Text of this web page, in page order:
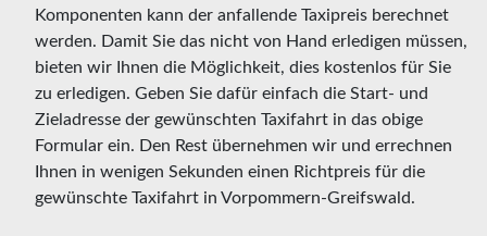
Komponenten kann der anfallende Taxipreis berechnet
werden. Damit Sie das nicht von Hand erledigen müssen,
bieten wir Ihnen die Möglichkeit, dies kostenlos für Sie
zu erledigen. Geben Sie dafür einfach die Start- und
Zieladresse der gewünschten Taxifahrt in das obige
Formular ein. Den Rest übernehmen wir und errechnen
Ihnen in wenigen Sekunden einen Richtpreis für die
gewünschte Taxifahrt in Vorpommern-Greifswald.